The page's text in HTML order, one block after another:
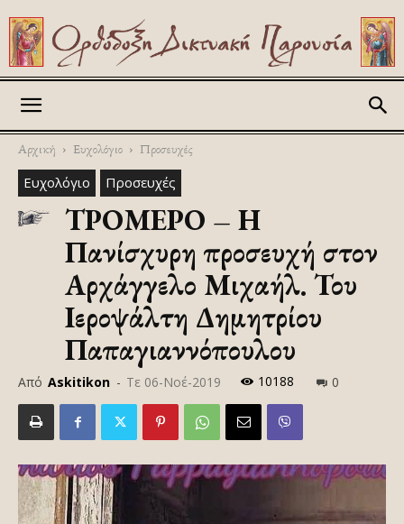
Αρχική Ευχολόγιο Προσευχές
Ευχολόγιο Προσευχές
ΤΡΟΜΕΡΟ – Η
Πανίσχυρη προσευχή στον
Αρχάγγελο Μιχαήλ. Του
Ιεροψάλτη Δημητρίου
Παπαγιαννόπουλου
Από Askitikon - Τε 06-Νοέ-2019 10188 0